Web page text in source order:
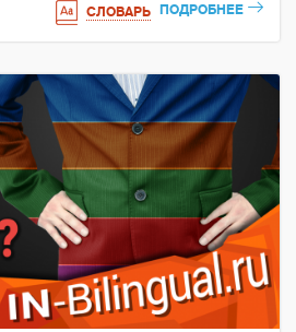
СЛОВАРЬ ПОДРОБНЕЕ